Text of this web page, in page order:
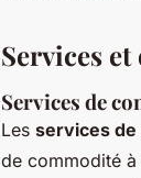
Services
Services de
Les services
de commodité